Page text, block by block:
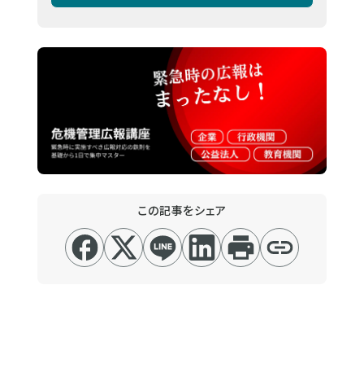
この記事をシェア